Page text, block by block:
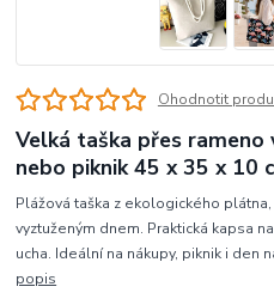
Ohodnotit
Velká taška přes rameno
nebo piknik 45 x 35 x 10
Plážová taška z ekologického
vyztuženým dnem. Praktická kapsa
ucha. Ideální na nákupy, piknik i den
popis